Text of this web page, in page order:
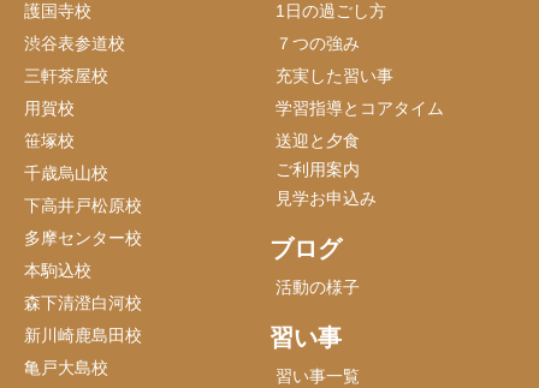
護国寺校
渋谷表参道校
三軒茶屋校
用賀校
笹塚校
千歳烏山校
下高井戸松原校
多摩センター校
本駒込校
森下清澄白河校
新川崎鹿島田校
亀戸大島校
1日の過ごし方
７つの強み
充実した習い事
学習指導とコアタイム
送迎と夕食
ご利用案内
見学お申込み
ブログ
活動の様子
習い事
習い事一覧